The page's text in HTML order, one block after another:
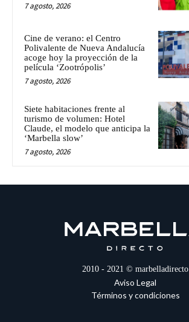
7 agosto, 2026
Cine de verano: el Centro
Polivalente de Nueva Andalucía
acoge hoy la proyección de la
película ‘Zootrópolis’
7 agosto, 2026
Siete habitaciones frente al
turismo de volumen: Hotel
Claude, el modelo que anticipa la
‘Marbella slow’
7 agosto, 2026
2010 - 2021 © marbelladirecto
Aviso Legal
Términos y condiciones